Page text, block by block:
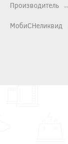
Производитель
МобиСНеликвид